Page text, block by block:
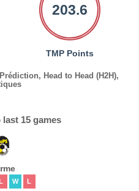
203.6
TMP Points
Head to Head (H2H),
15 games
L W L